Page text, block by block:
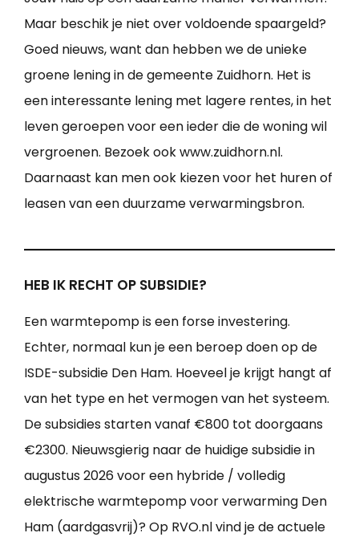
Maar beschik je niet over voldoende spaargeld?
Goed nieuws, want dan hebben we de unieke
groene lening in de gemeente Zuidhorn. Het is
een interessante lening met lagere rentes, in het
leven geroepen voor een ieder die de woning wil
vergroenen. Bezoek ook www.zuidhorn.nl.
Daarnaast kan men ook kiezen voor het huren of
leasen van een duurzame verwarmingsbron.
HEB IK RECHT OP SUBSIDIE?
Een warmtepomp is een forse investering.
Echter, normaal kun je een beroep doen op de
ISDE-subsidie Den Ham. Hoeveel je krijgt hangt af
van het type en het vermogen van het systeem.
De subsidies starten vanaf €800 tot doorgaans
€2300. Nieuwsgierig naar de huidige subsidie in
augustus 2026 voor een hybride / volledig
elektrische warmtepomp voor verwarming Den
Ham (aardgasvrij)? Op RVO.nl vind je de actuele